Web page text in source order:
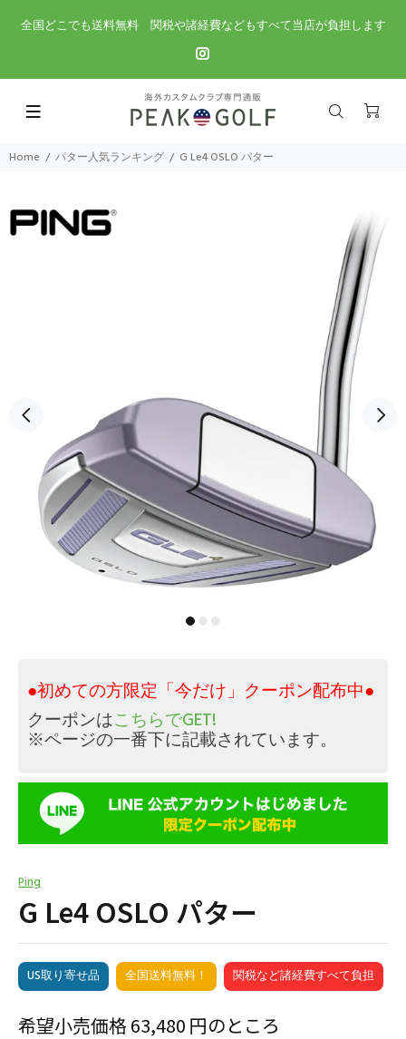
全国どこでも送料無料 関税や諸経費などもすべて当店が負担します
Home パター人気ランキング G Le4 OSLO パター
●初めての方限定「今だけ」クーポン配布中●
クーポンはこちらでGET!
※ページの一番下に記載されています。
Ping
G Le4 OSLO パター
US取り寄せ品 全国送料無料！ 関税など諸経費すべて負担
希望小売価格 63,480 円のところ